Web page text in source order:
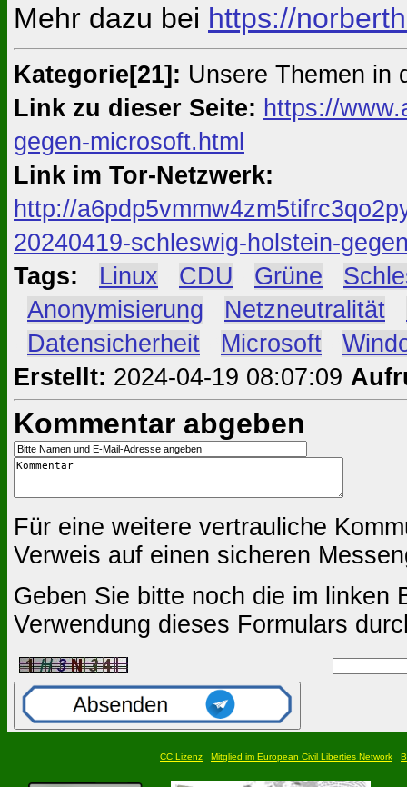
Mehr dazu bei https://
Kategorie[21]: Unsere Themen in
Link zu dieser Seite: https://
gegen-microsoft.html
Link im Tor-Netzwerk:
http://
20240419-schleswig-holstein-
Tags:
Linux CDU Grüne
Anonymisierung Netzneutralität
Datensicherheit Microsoft
Erstellt: 2024-04-19 08:07:09
Kommentar abgeben
Für eine weitere vertrauliche
Verweis auf einen sicheren
Geben Sie bitte noch die im linken
Verwendung dieses Formulars
CC Lizenz Mitglied im European Civil Liberties Network